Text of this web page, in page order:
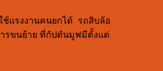
ช้แรงงานคนยกได้ รถสิบล้อ
ารขนย้าย ที่กัปตันมูฟมีตั้งแต่